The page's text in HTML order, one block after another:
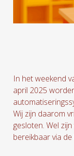
In het weekend
april 2025
Wij zijn daarom
gesloten. Wel
bereikbaar via